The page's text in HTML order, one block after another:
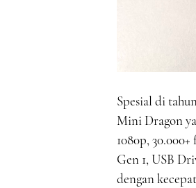
Spesial di
Mini Dragon
1080p,
Gen 1, USB
dengan